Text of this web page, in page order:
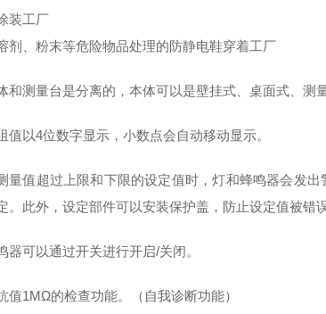
装工厂
剂、粉末等危险物品处理的防静电鞋穿着工厂
和测量台是分离的，本体可以是壁挂式、桌面式、测
值以4位数字显示，小数点会自动移动显示。
量值超过上限和下限的设定值时，灯和蜂鸣器会发
。此外，设定部件可以安装保护盖，防止设定值被错误
器可以通过开关进行开启/关闭。
值1MΩ的检查功能。（自我诊断功能）